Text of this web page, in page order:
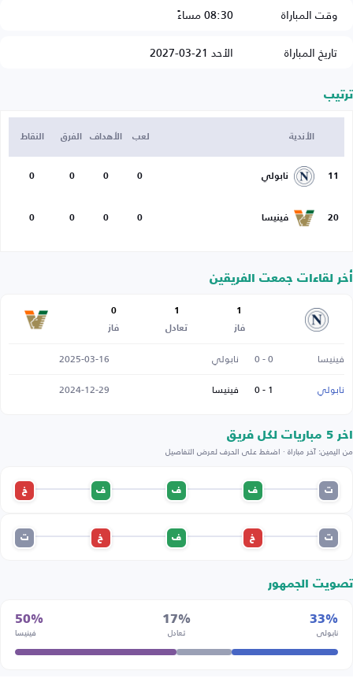
وقت المباراة
08:30 مساءً
تاريخ المباراة
الأحد 21-03-2027
ترتيب
الأندية لعب الأهداف الفرق النقاط
11 نابولي 0
0
0
0
20 فينيسا 0
0
0
0
أخر لقاءات جمعت الفريقين
1
فاز
1
تعادل
0
فاز
فينيسا 0 - 0 نابولي
2025-03-16
نابولي
1 - 0 فينيسا 2024-12-29
اخر 5 مباريات لكل فريق
من اليمين: آخر مباراة · اضغط على الحرف لعرض التفاصيل
ت ف ف ف خ
ت خ ف خ ت
تصويت الجمهور
33%
نابولي
17%
تعادل
50%
فينيسا